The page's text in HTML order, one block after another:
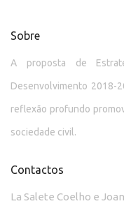
Sobre
A proposta de
Desenvolvimento 2018-
reflexão profundo
sociedade civil.
Contactos
La Salete Coelho e